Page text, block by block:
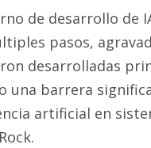
de desarrollo de
pasos,
desarrolladas
una barrera
artificial en